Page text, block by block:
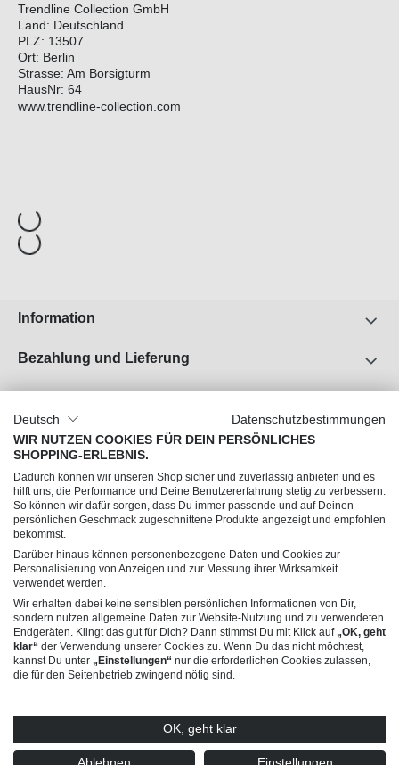
Trendline Collection GmbH
Land: Deutschland
PLZ: 13507
Ort: Berlin
Strasse: Am Borsigturm
HausNr: 64
www.trendline-collection.com
Information
Bezahlung und Lieferung
Über uns
Jobs
Impressum
AGB
Datenschutz
Du hast Fragen?
© 2026 Trendline Collection GmbH – Verkauf nur an gewerbliche Kunden (B2B)
* Alle Preise exkl. gesetzl. Mehrwertsteuer zzgl.Versandkosten
Nachnahmegebühren, wenn nicht anders angegeben. Angebote dieses Shops
richten sich ausschließlich an Unternehmer (§14 BGB), nicht an Verbraucher (§13
Deutsch
Datenschutzbestimmungen
WIR NUTZEN COOKIES FÜR DEIN PERSÖNLICHES
SHOPPING-ERLEBNIS.
Dadurch können wir unseren Shop sicher und zuverlässig anbieten und es
hilft uns, die Performance und Deine Benutzererfahrung stetig zu verbessern.
So können wir dafür sorgen, dass Du immer passende und auf Deinen
persönlichen Geschmack zugeschnittene Produkte angezeigt und empfohlen
bekommst.
Darüber hinaus können personenbezogene Daten und Cookies zur
Personalisierung von Anzeigen und zur Messung ihrer Wirksamkeit
verwendet werden.
Wir erhalten dabei keine sensiblen persönlichen Informationen von Dir,
sondern nutzen allgemeine Daten zur Website-Nutzung und zu verwendeten
Endgeräten. Klingt das gut für Dich? Dann stimmst Du mit Klick auf „OK, geht
klar“ der Verwendung unserer Cookies zu. Wenn Du das nicht möchtest,
kannst Du unter „Einstellungen“ nur die erforderlichen Cookies zulassen,
die für den Seitenbetrieb zwingend nötig sind.
OK, geht klar